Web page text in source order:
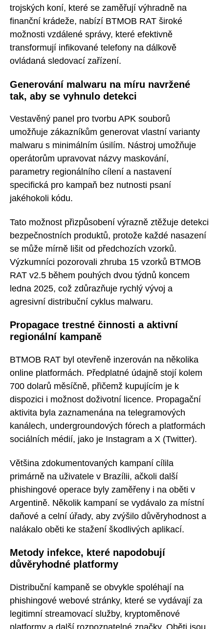
trojských koní, které se zaměřují výhradně na
finanční krádeže, nabízí BTMOB RAT široké
možnosti vzdálené správy, které efektivně
transformují infikované telefony na dálkově
ovládaná sledovací zařízení.
Generování malwaru na míru navržené
tak, aby se vyhnulo detekci
Vestavěný panel pro tvorbu APK souborů
umožňuje zákazníkům generovat vlastní varianty
malwaru s minimálním úsilím. Nástroj umožňuje
operátorům upravovat názvy maskování,
parametry regionálního cílení a nastavení
specifická pro kampaň bez nutnosti psaní
jakéhokoli kódu.
Tato možnost přizpůsobení výrazně ztěžuje detekci
bezpečnostních produktů, protože každé nasazení
se může mírně lišit od předchozích vzorků.
Výzkumníci pozorovali zhruba 15 vzorků BTMOB
RAT v2.5 během pouhých dvou týdnů koncem
ledna 2025, což zdůrazňuje rychlý vývoj a
agresivní distribuční cyklus malwaru.
Propagace trestné činnosti a aktivní
regionální kampaně
BTMOB RAT byl otevřeně inzerován na několika
online platformách. Předplatné údajně stojí kolem
700 dolarů měsíčně, přičemž kupujícím je k
dispozici i možnost doživotní licence. Propagační
aktivita byla zaznamenána na telegramových
kanálech, undergroundových fórech a platformách
sociálních médií, jako je Instagram a X (Twitter).
Většina zdokumentovaných kampaní cílila
primárně na uživatele v Brazílii, ačkoli další
phishingové operace byly zaměřeny i na oběti v
Argentině. Několik kampaní se vydávalo za místní
daňové a celní úřady, aby zvýšilo důvěryhodnost a
nalákalo oběti ke stažení škodlivých aplikací.
Metody infekce, které napodobují
důvěryhodné platformy
Distribuční kampaně se obvykle spoléhají na
phishingové webové stránky, které se vydávají za
legitimní streamovací služby, kryptoměnové
platformy a další rozpoznatelné značky. Oběti jsou